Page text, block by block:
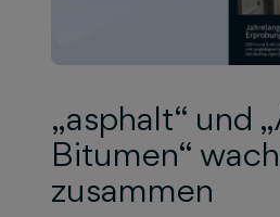
„asphalt“ und
Bitumen“
zusammen